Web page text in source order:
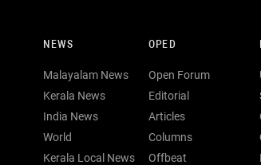
NEWS
Malayalam News
Kerala News
India News
World
Kerala Local News
OPED
Open Forum
Editorial
Articles
Columns
Offbeat